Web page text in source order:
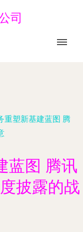
司
重塑新基建蓝图 腾
蓝图 腾讯
披露的战